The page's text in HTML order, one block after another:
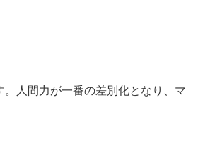
人間力が一番の差別化となり、マ